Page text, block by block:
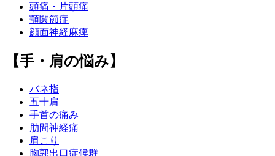
頭痛・片頭痛
顎関節症
顔面神経麻痺
【手・肩の悩み】
バネ指
五十肩
手首の痛み
肋間神経痛
肩こり
胸郭出口症候群